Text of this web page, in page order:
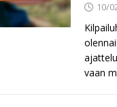
10/
vaan